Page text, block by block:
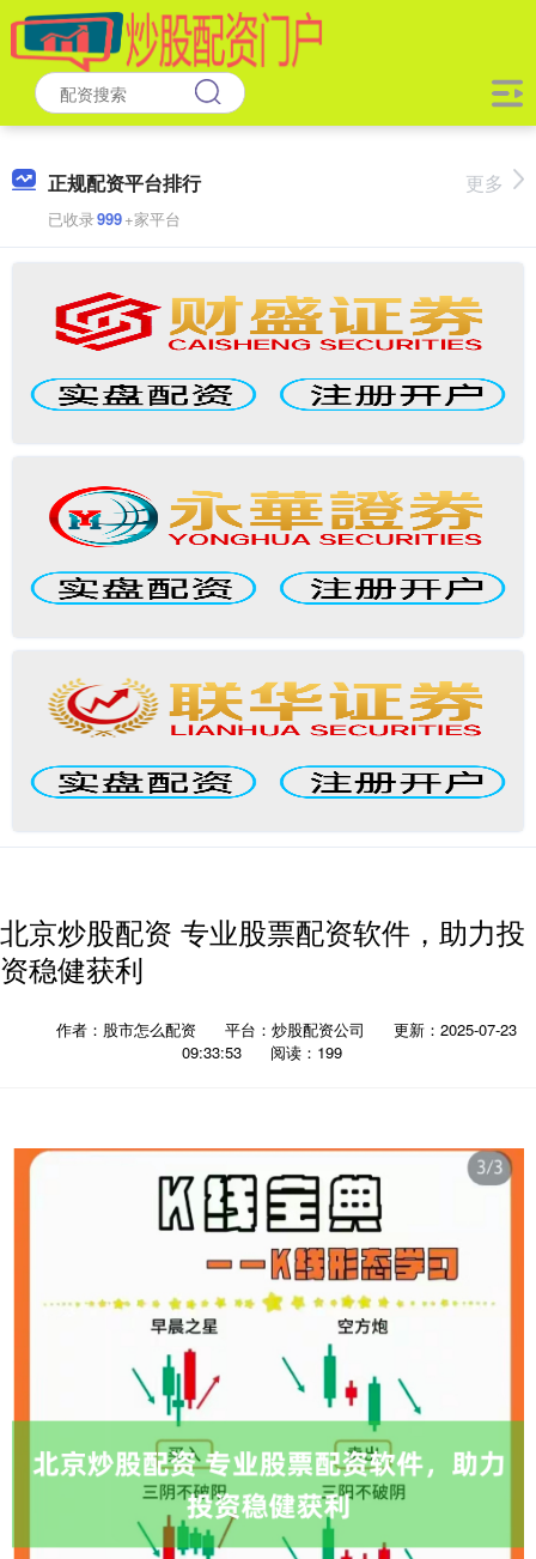
正规配资平台排行
已收录999+家平台
更多
北京炒股配资 专业股票配资软件，助力投
资稳健获利
作者：股市怎么配资 平台：炒股配资公司
更新：2025-07-23
09:33:53
阅读：199